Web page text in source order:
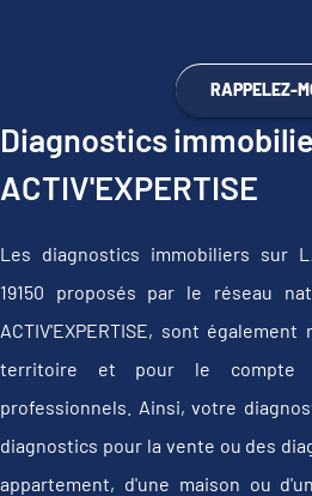
RAPPELEZ-
Diagnostics
ACTIV'EXPERTISE
Les diagnostics immobiliers sur
19150 proposés par le réseau
ACTIV'EXPERTISE, sont
territoire et pour le compte
professionnels. Ainsi, votre
diagnostics pour la vente ou des
appartement, d'une maison ou